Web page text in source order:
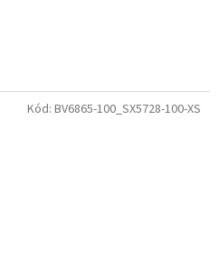
Kód: BV6865-100_SX5728-100-XS